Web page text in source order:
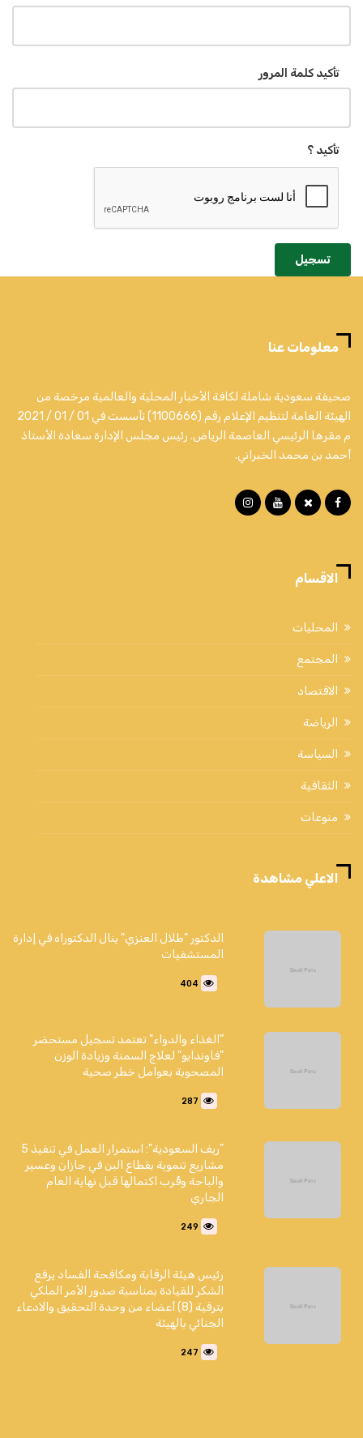
تأكيد كلمة المرور
تأكيد ؟
تسجيل
معلومات عنا
صحيفة سعودية شاملة لكافة الأخبار المحلية والعالمية مرخصة من
الهيئة العامة لتنظيم الإعلام رقم (1100666) تأسست في 01 / 01 / 2021
م مقرها الرئيسي العاصمة الرياض. رئيس مجلس الإدارة سعادة الأستاذ
أحمد بن محمد الخبراني.
الاقسام
المحليات
المجتمع
الاقتصاد
الرياضة
السياسة
الثقافية
منوعات
الاعلي مشاهدة
الدكتور "طلال العنزي" ينال الدكتوراه في إدارة
المستشفيات
404
"الغذاء والدواء" تعتمد تسجيل مستحضر
"فاوندايو" لعلاج السمنة وزيادة الوزن
المصحوبة بعوامل خطر صحية
287
"ريف السعودية": استمرار العمل في تنفيذ 5
مشاريع تنموية بقطاع البن في جازان وعسير
والباحة وقُرب اكتمالها قبل نهاية العام
الجاري
249
رئيس هيئة الرقابة ومكافحة الفساد يرفع
الشكر للقيادة بمناسبة صدور الأمر الملكي
بترقية (8) أعضاء من وحدة التحقيق والادعاء
الجنائي بالهيئة
247